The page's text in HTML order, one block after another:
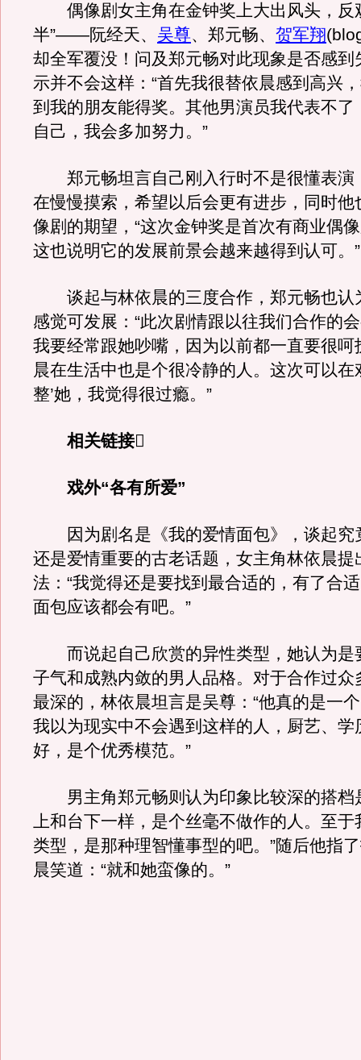
偶像剧女主角在金钟奖上大出风头，反
半”——阮经天、 吴尊、郑元畅、 贺军翔
却全军覆没！问及郑元畅对此现象是否感到
示并不会这样：“首先我很替依晨感到高兴
到我的朋友能得奖。其他男演员我代表不了
自己，我会多加努力。”
郑元畅坦言自己刚入行时不是很懂表演
在慢慢摸索，希望以后会更有进步，同时他
像剧的期望，“这次金钟奖是首次有商业偶
这也说明它的发展前景会越来越得到认可。”
谈起与林依晨的三度合作，郑元畅也认
感觉可发展：“此次剧情跟以往我们合作的
我要经常跟她吵嘴，因为以前都一直要很呵
晨在生活中也是个很冷静的人。这次可以在
整’她，我觉得很过瘾。”
相关链接
戏外“各有所爱”
因为剧名是《我的爱情面包》，谈起究
还是爱情重要的古老话题，女主角林依晨提
法：“我觉得还是要找到最合适的，有了合
面包应该都会有吧。”
而说起自己欣赏的异性类型，她认为是
子气和成熟内敛的男人品格。对于合作过众
最深的，林依晨坦言是吴尊：“他真的是一个
我以为现实中不会遇到这样的人，厨艺、学
好，是个优秀模范。”
男主角郑元畅则认为印象比较深的搭档
上和台下一样，是个丝毫不做作的人。至于
类型，是那种理智懂事型的吧。”随后他指
晨笑道：“就和她蛮像的。”